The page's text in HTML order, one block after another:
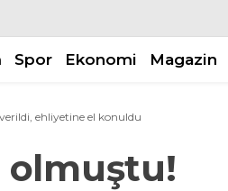
Spor Ekonomi Magazin
ehliyetine el konuldu
olmuştu!